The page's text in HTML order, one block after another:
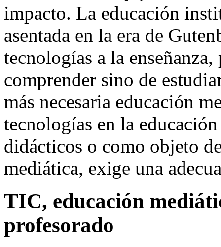
impacto. La educación
asentada en la era de
tecnologías a la
comprender sino de
más necesaria educación
tecnologías en la
didácticos o como objeto
mediática, exige una
TIC, educación
profesorado